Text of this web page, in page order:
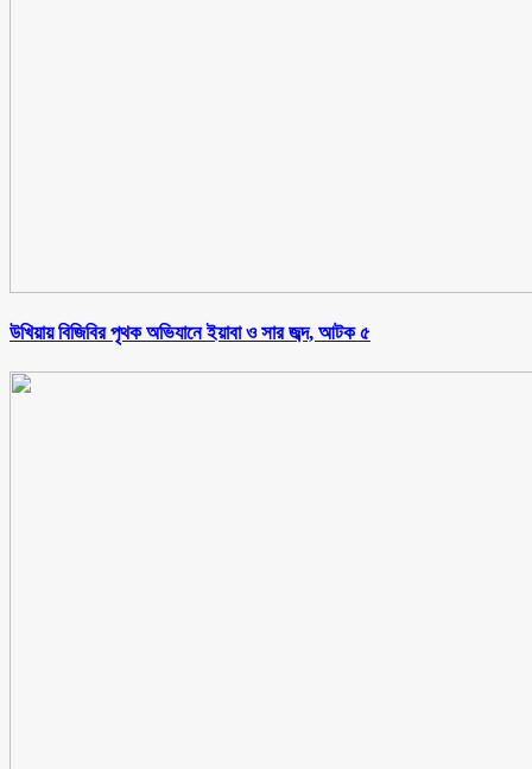
উখিয়ায় বিজিবির পৃথক অভিযানে ইয়াবা ও সার জব্দ, আটক ৫